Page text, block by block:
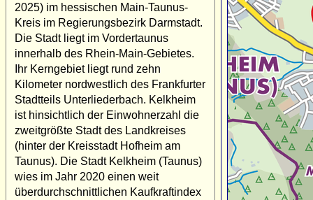
2025) im hessischen Main-Taunus-
Kreis im Regierungsbezirk Darmstadt.
Die Stadt liegt im Vordertaunus
innerhalb des Rhein-Main-Gebietes.
Ihr Kerngebiet liegt rund zehn
Kilometer nordwestlich des Frankfurter
Stadtteils Unterliederbach. Kelkheim
ist hinsichtlich der Einwohnerzahl die
zweitgrößte Stadt des Landkreises
(hinter der Kreisstadt Hofheim am
Taunus). Die Stadt Kelkheim (Taunus)
wies im Jahr 2020 einen weit
überdurchschnittlichen Kaufkraftindex